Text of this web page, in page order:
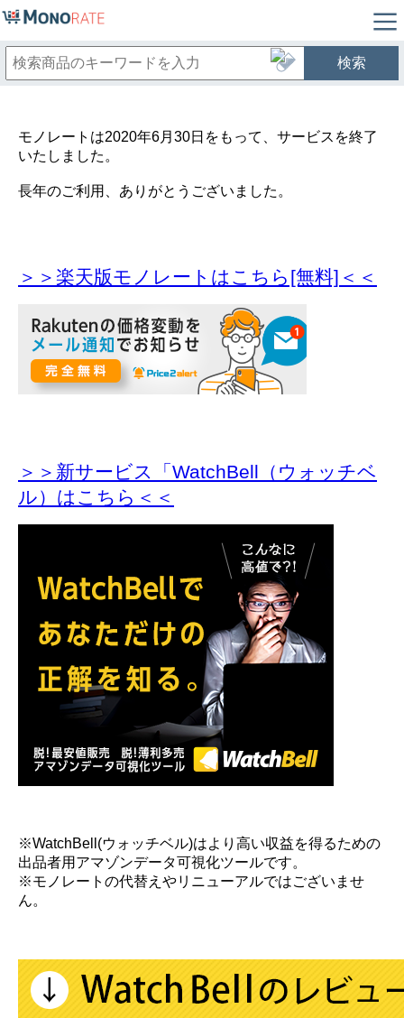
検索
モノレートは2020年6月30日をもって、サービスを終了
いたしました。
長年のご利用、ありがとうございました。
＞＞楽天版モノレートはこちら[無料]＜＜
＞＞新サービス「WatchBell（ウォッチベ
ル）はこちら＜＜
※WatchBell(ウォッチベル)はより高い収益を得るための
出品者用アマゾンデータ可視化ツールです。
※モノレートの代替えやリニューアルではございませ
ん。